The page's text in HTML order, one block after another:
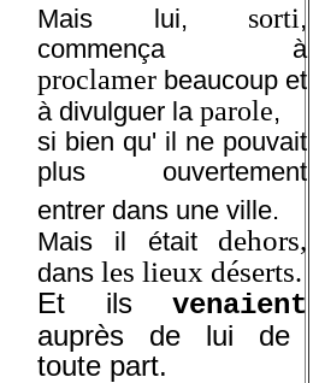
Mais lui, sorti,
commença à
proclamer beaucoup et
à divulguer laparole,
si bien qu' il ne pouvait
plus ouvertement
entrer dans une ville.
Mais il étaitdehors,
dans les lieux déserts.
Et ilsvenaient
auprès de lui de
toute part.